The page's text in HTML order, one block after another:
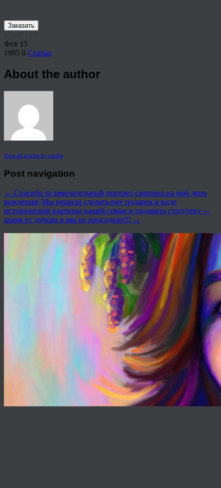
Заказать
Фев 15
1995 0 Статьи
About the author
View all articles by rauffri
Post navigation
← Спасибо за замечательный портрет-сюрприз на мой день
рождения! Мы решили сделать ему подарок в виде
исторической картины нашей семьи и подарить статуэтку —
шарж от дочери и мы не прогадали!!! →